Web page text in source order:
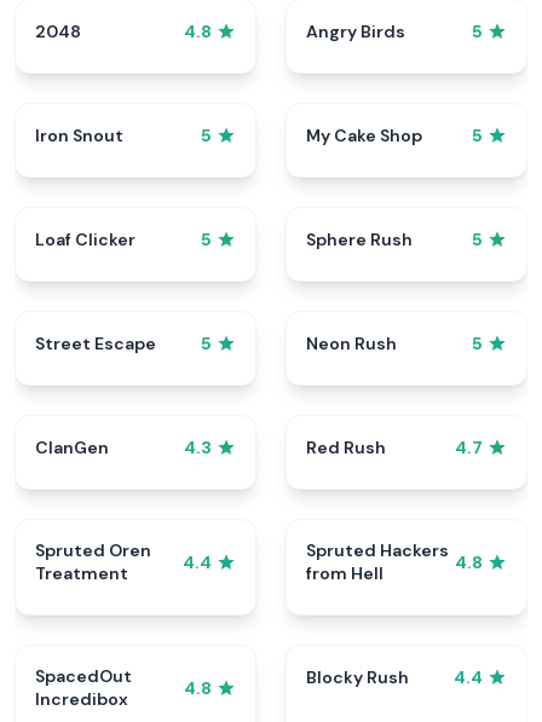
2048 4.8 Angry Birds 5
Iron Snout 5 My Cake Shop 5
Loaf Clicker 5 Sphere Rush 5
Street Escape 5 Neon Rush 5
ClanGen 4.3 Red Rush 4.7
Spruted Oren
Treatment
4.4
Spruted Hackers
from Hell
4.8
SpacedOut
Incredibox
4.8
Blocky Rush 4.4